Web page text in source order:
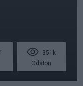
351k
Odsłon